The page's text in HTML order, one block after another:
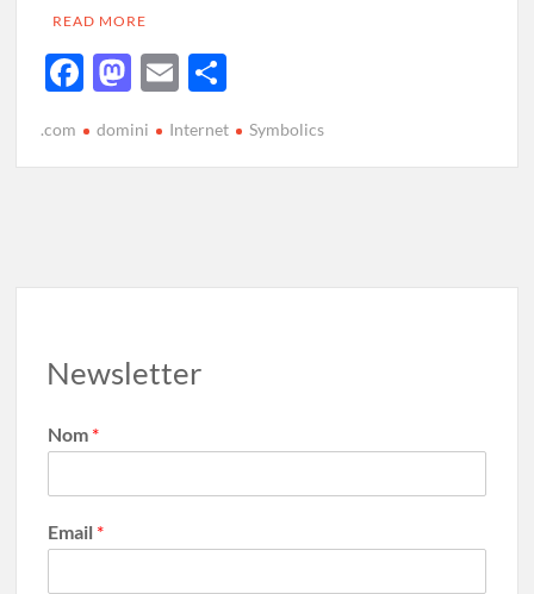
READ MORE
F
e
k
M
to
E
ail m
ix
.com domini Internet Symbolics
Newsletter
Nom *
Email *